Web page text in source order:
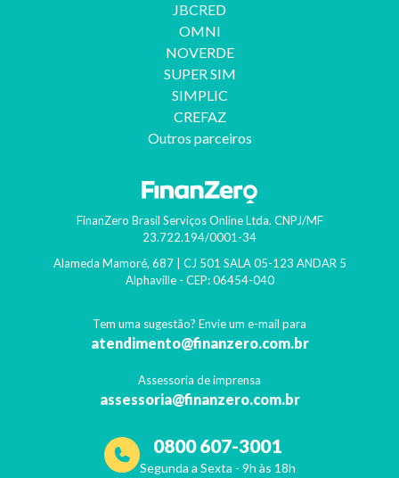
JBCRED
OMNI
NOVERDE
SUPER SIM
SIMPLIC
CREFAZ
Outros parceiros
FinanZero Brasil Serviços Online Ltda. CNPJ/MF
23.722.194/0001-34
Alameda Mamoré, 687 | CJ 501 SALA 05-123 ANDAR 5
Alphaville- CEP: 06454-040
Tem uma sugestão? Envie um e-mail para
atendimento@finanzero.com.br
Assessoria de imprensa
assessoria@finanzero.com.br
0800 607-3001
Segunda a Sexta - 9h às 18h